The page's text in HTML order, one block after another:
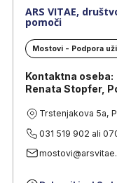
ARS VITAE,
pomoči
Mostovi - Podpora
Kontaktna oseba:
Renata Stopfer,
Trstenjakova 5a,
031 519 902 ali